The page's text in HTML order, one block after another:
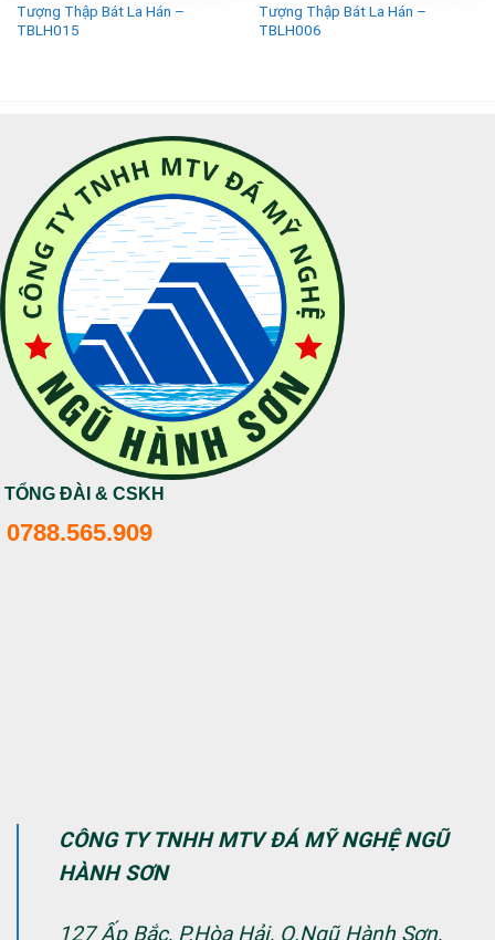
Tượng Thập Bát La Hán –
TBLH015
Tượng Thập Bát La Hán –
TBLH006
TỔNG ĐÀI & CSKH
0788.565.909
CÔNG TY TNHH MTV ĐÁ MỸ NGHỆ NGŨ
HÀNH SƠN
127 Ấp Bắc, P.Hòa Hải, Q.Ngũ Hành Sơn,